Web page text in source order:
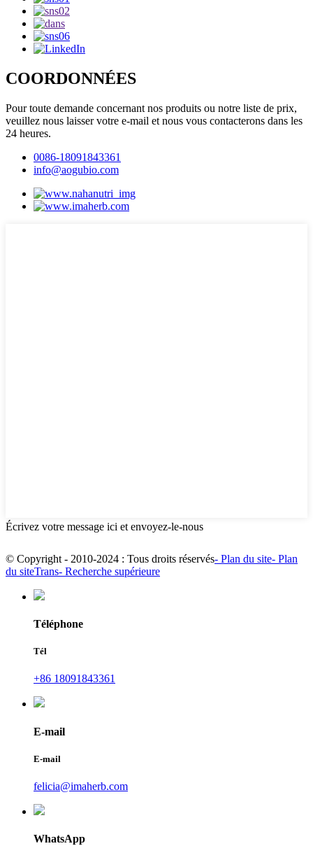
COORDONNÉES
Pour toute demande concernant nos produits ou notre liste de prix,
veuillez nous laisser votre e-mail et nous vous contacterons dans les
24 heures.
0086-18091843361
info@aogubio.com
Écrivez votre message ici et envoyez-le-nous
© Copyright - 2010-2024 : Tous droits réservés- Plan du site- Plan
du siteTrans- Recherche supérieure
Téléphone
Tél
+86 18091843361
E-mail
E-mail
felicia@imaherb.com
WhatsApp